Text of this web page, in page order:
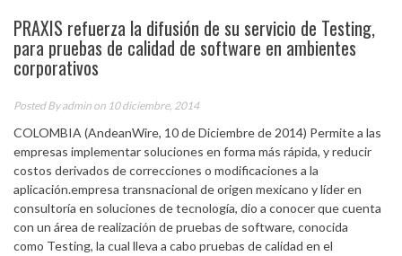
PRAXIS refuerza la difusión de su servicio de Testing,
para pruebas de calidad de software en ambientes
corporativos
Posted Byadmin on 10 diciembre, 2014
COLOMBIA (AndeanWire, 10 de Diciembre de 2014) Permite a las
empresas implementar soluciones en forma más rápida, y reducir
costos derivados de correcciones o modificaciones a la
aplicación.empresa transnacional de origen mexicano y líder en
consultoría en soluciones de tecnología, dio a conocer que cuenta
con un área de realización de pruebas de software, conocida
como Testing, la cual lleva a cabo pruebas de calidad en el